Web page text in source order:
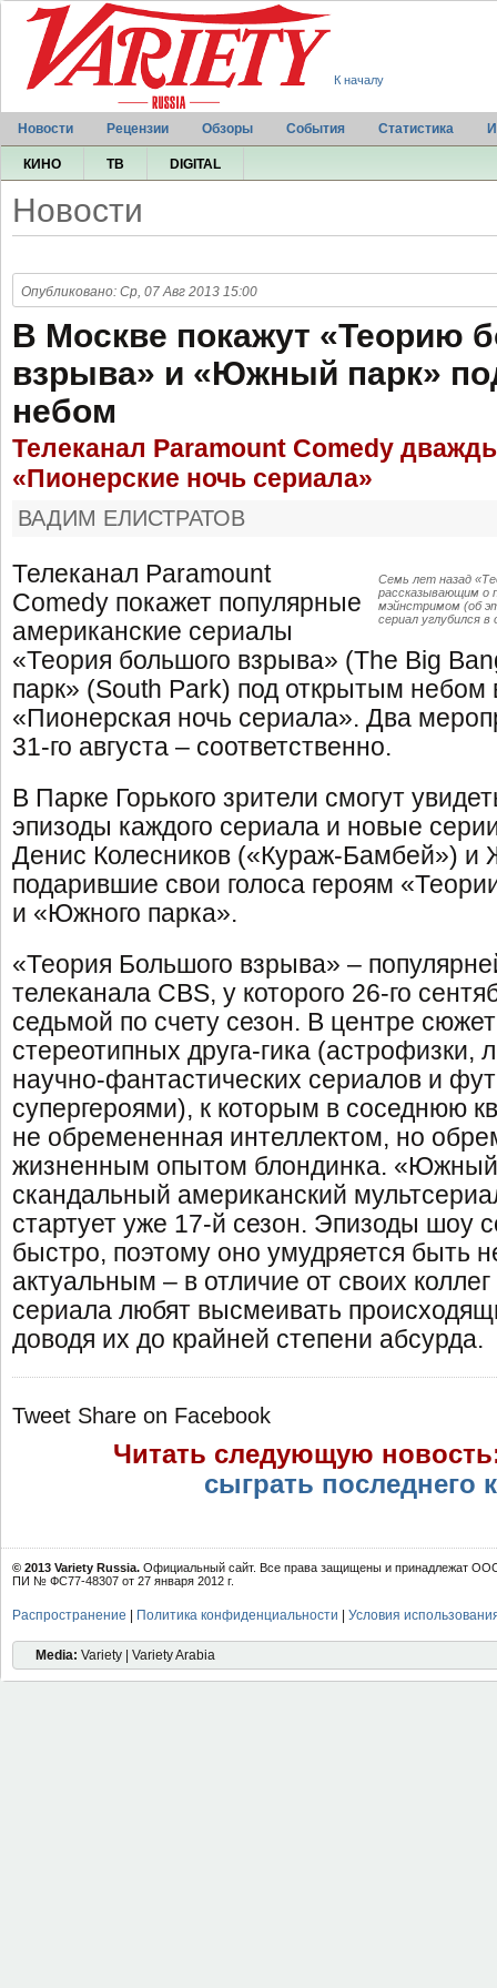
К началу
Новости Рецензии Обзоры События Статистика
КИНО ТВ DIGITAL
Новости
Опубликовано: Ср, 07 Авг 2013 15:00
В Москве покажут «Теорию
взрыва» и «Южный парк»
небом
Телеканал Paramount Comedy
«Пионерские ночь сериала»
ВАДИМ ЕЛИСТРАТОВ
Семь лет назад
рассказывающим о
мэйнстримом (об
сериал углубился
Телеканал Paramount
Comedy покажет популярные
американские сериалы
«Теория большого взрыва» (The Big
парк» (South Park) под открытым
«Пионерская ночь сериала». Два
31-го августа – соответственно.
В Парке Горького зрители смогут
эпизоды каждого сериала и новые
Денис Колесников («Кураж-Бамбей») и
подарившие свои голоса героям
и «Южного парка».
«Теория Большого взрыва» –
телеканала CBS, у которого 26-го
седьмой по счету сезон. В центре
стереотипных друга-гика (астрофизки,
научно-фантастических сериалов и
супергероями), к которым в соседнюю
не обремененная интеллектом, но
жизненным опытом блондинка. «Южный
скандальный американский
стартует уже 17-й сезон. Эпизоды шоу
быстро, поэтому оно умудряется быть
актуальным – в отличие от своих
сериала любят высмеивать
доводя их до крайней степени абсурда.
Tweet Share on Facebook
Читать следующую
сыграть последнего
© 2013 Variety Russia. Официальный сайт. Все права защищены и принадлежат
ПИ № ФС77-48307 от 27 января 2012 г.
Распространение Политика конфиденциальности Условия
Media: Variety | Variety Arabia